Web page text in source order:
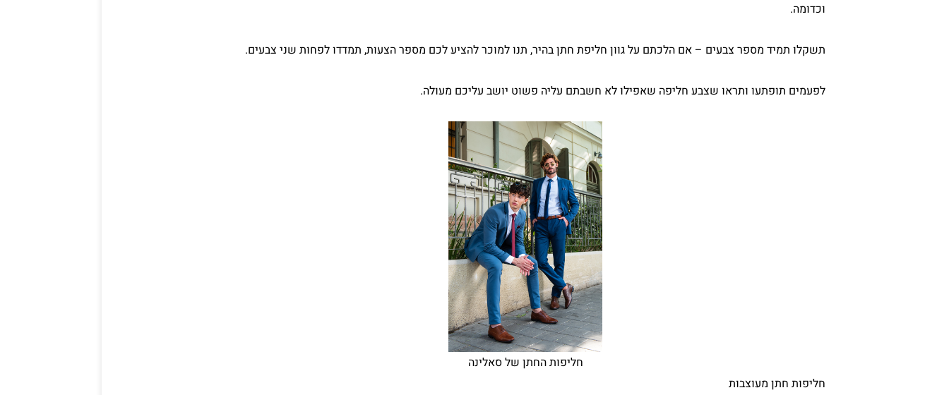
וכדומה.
תשקלו תמיד מספר צבעים – אם הלכתם על גוון חליפת חתן בהיר, תנו למוכר להציע לכם מספר הצעות, תמדדו לפחות שני צבעים.
לפעמים תופתעו ותראו שצבע חליפה שאפילו לא חשבתם עליה פשוט יושב עליכם מעולה.
חליפות החתן של סאלינה
חליפות חתן מעוצבות